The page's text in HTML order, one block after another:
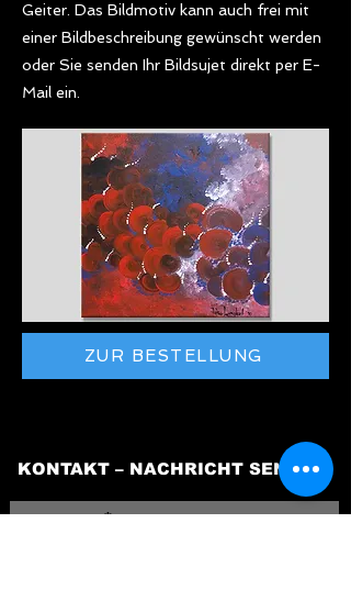
Geiter. Das Bildmotiv kann auch frei mit
einer Bildbeschreibung gewünscht werden
oder Sie senden Ihr Bildsujet direkt per E-
Mail ein.
ZUR BESTELLUNG
KONTAKT – NACHRICHT SENDEN
Vorname